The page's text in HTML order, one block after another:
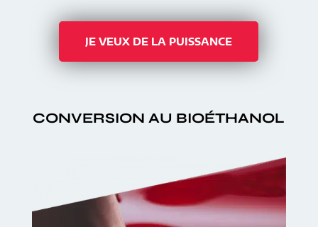
JE VEUX DE LA PUISSANCE
CONVERSION AU BIOÉTHANOL